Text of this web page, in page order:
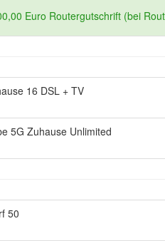
Euro Routergutschrift (bei
16 DSL + TV
5G Zuhause Unlimited
50